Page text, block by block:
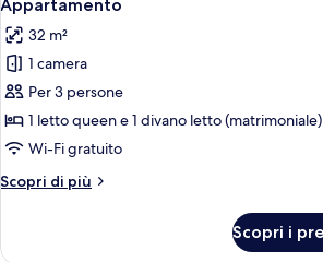
terrazzo
matrimoniale
o
2
letti
singoli,
terrazzo
tutte
le
foto
per
Appartamento
Appartamento
32 m²
1 camera
Per 3 persone
1 letto queen e 1 divano letto (matrimoniale)
Wi-Fi gratuito
Scopri di più
Altri
Scopri i